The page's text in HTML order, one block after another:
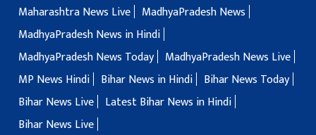
Maharashtra News Live
MadhyaPradesh News
MadhyaPradesh News in Hindi
MadhyaPradesh News Today
MadhyaPradesh News Live
MP News Hindi
Bihar News in Hindi
Bihar News Today
Bihar News Live
Latest Bihar News in Hindi
Bihar News Live